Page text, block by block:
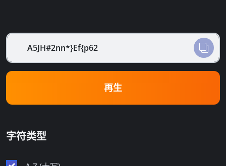
A5JH#2nn*}Ef{p62
再生
字符类型